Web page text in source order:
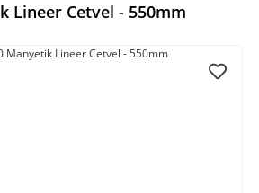
Lineer Cetvel - 550mm